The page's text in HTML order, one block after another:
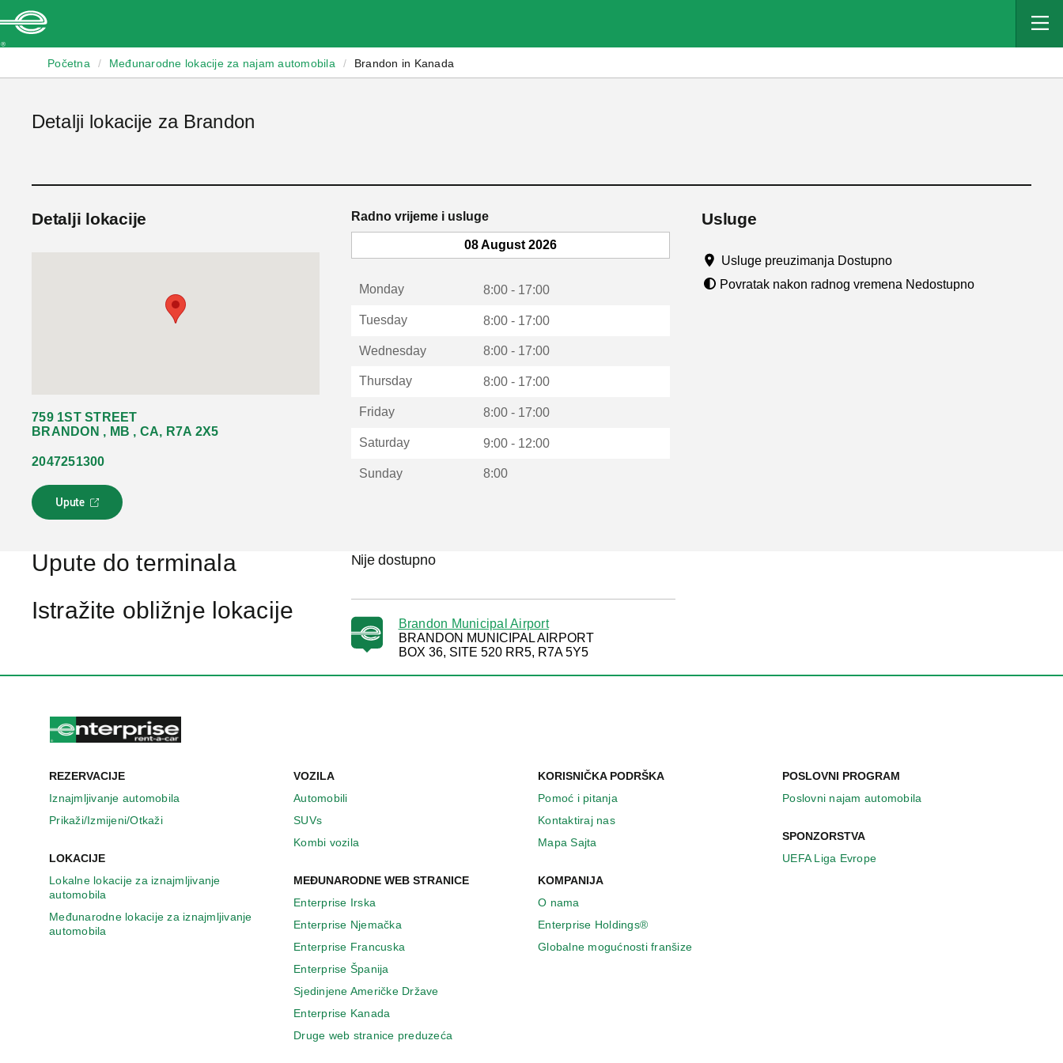
Početna / Međunarodne lokacije za najam automobila / Brandon in Kanada
Detalji lokacije za Brandon
Detalji lokacije
759 1ST STREET
BRANDON , MB , CA, R7A 2X5
2047251300
Upute
L
i
s
o
t
a
o
v
m
r
o
o
u
Radno vrijeme i usluge
08 August 2026
Monday 8:00 - 17:00
Tuesday 8:00 - 17:00
Wednesday 8:00 - 17:00
Thursday 8:00 - 17:00
Friday 8:00 - 17:00
Saturday 9:00 - 12:00
Sunday 8:00
Usluge
Usluge preuzimanja Dostupno
Povratak nakon radnog vremena Nedostupno
Upute do terminala Nije dostupno
Istražite obližnje lokacije
Brandon Municipal Airport
BRANDON MUNICIPAL AIRPORT
BOX 36, SITE 520 RR5, R7A 5Y5
REZERVACIJE
Iznajmljivanje automobila
Prikaži/Izmijeni/Otkaži
LOKACIJE
Lokalne lokacije za iznajmljivanje
automobila
Međunarodne lokacije za iznajmljivanje
automobila
VOZILA
Automobili
SUVs
Kombi vozila
MEĐUNARODNE WEB STRANICE
Enterprise Irska
Enterprise Njemačka
Enterprise Francuska
Enterprise Španija
Sjedinjene Američke Države
Enterprise Κanada
Druge web stranice preduzeća
KORISNIČKA PODRŠKA
Pomoć i pitanja
Kontaktiraj nas
Mapa Sajta
KOMPANIJA
O nama
Enterprise Holdings®
Globalne mogućnosti franšize
POSLOVNI PROGRAM
Poslovni najam automobila
SPONZORSTVA
UEFA Liga Evrope